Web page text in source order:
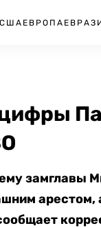
США ЕВРОПА
замглавы
арестом,